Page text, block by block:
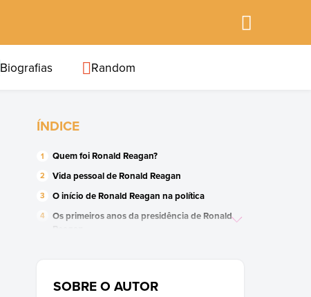
Biografias Random
ÍNDICE
Quem foi Ronald Reagan?
Vida pessoal de Ronald Reagan
O início de Ronald Reagan na política
Os primeiros anos da presidência de Ronald
SOBRE O AUTOR